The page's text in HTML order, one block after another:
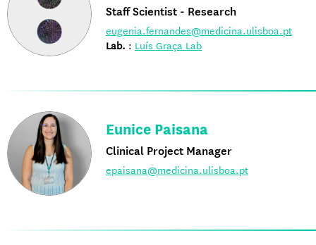
Staff Scientist - Research
eugenia.fernandes@medicina.ulisboa.pt
Lab. : Luís Graça Lab
Eunice Paisana
Clinical Project Manager
epaisana@medicina.ulisboa.pt